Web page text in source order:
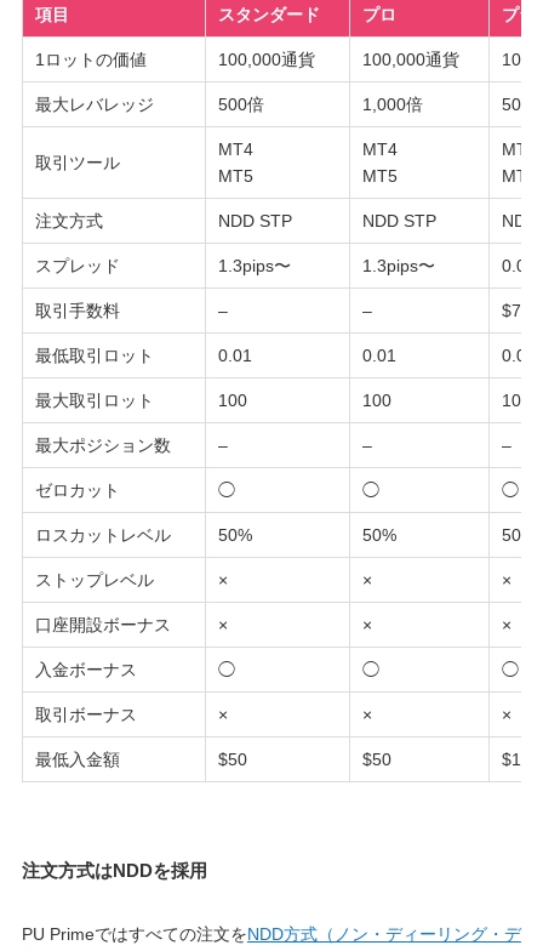
項目 スタンダード プロ プラ
1ロットの価値 100,000通貨 100,000通貨
最大レバレッジ 500倍 1,000倍 500
取引ツール
MT4
MT5
MT4
MT5
MT4
MT5
注文方式 NDD STP NDD STP NDD
スプレッド 1.3pips〜 1.3pips〜
取引手数料 – –
最低取引ロット 0.01 0.01 0.01
最大取引ロット 100 100 100
最大ポジション数 – – –
ゼロカット ◯ ◯ ◯
ロスカットレベル 50% 50% 50%
ストップレベル × × ×
口座開設ボーナス × × ×
入金ボーナス ◯ ◯ ◯
取引ボーナス × × ×
最低入金額 $50 $50
注文方式はNDDを採用
PU Primeではすべての注文をNDD方式（ノン・ディーリング・デ